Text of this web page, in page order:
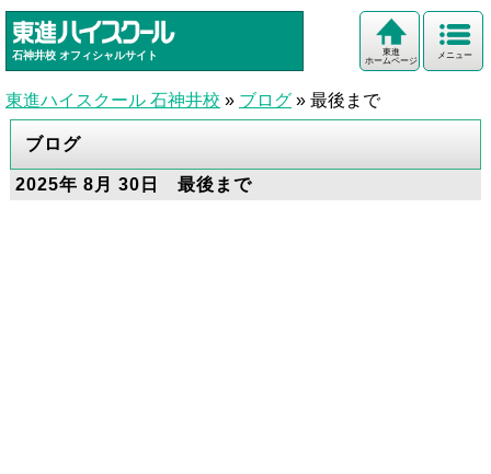
石神井校 オフィシャルサイト メニュー
東進
ホームページ
東進ハイスクール 石神井校 » ブログ » 最後まで
ブログ
2025年 8月 30日 最後まで